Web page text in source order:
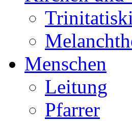
Menschen
Leitung
Pfarrer